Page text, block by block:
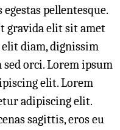
pellentesque.
gravida elit sit amet
diam, dignissim
orci. Lorem ipsum
elit. Lorem
adipiscing elit.
sagittis, eros eu